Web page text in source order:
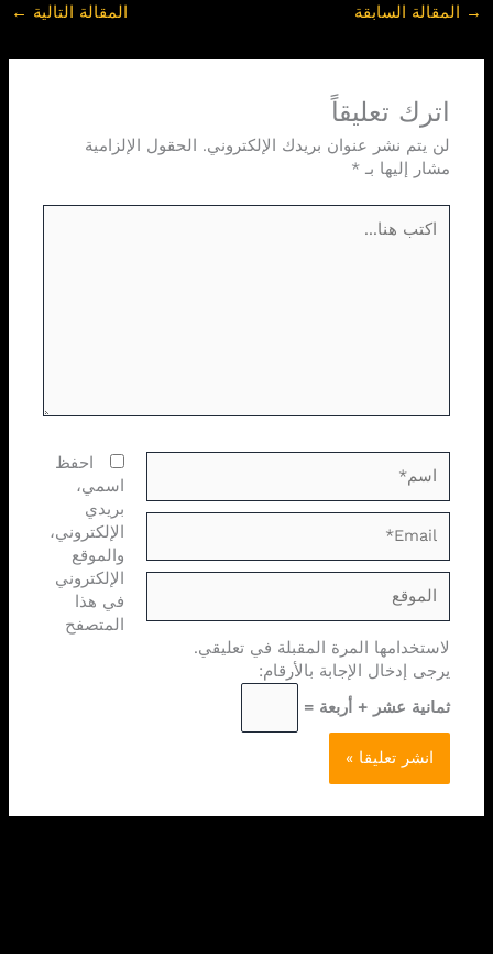
→ المقالة السابقة المقالة التالية ←
اترك تعليقاً
لن يتم نشر عنوان بريدك الإلكتروني. الحقول الإلزامية
مشار إليها بـ*
هنا...
احفظ
اسمي،
بريدي
الإلكتروني،
والموقع
الإلكتروني
في هذا
المتصفح
لاستخدامها المرة المقبلة في تعليقي.
يرجى إدخال الإجابة بالأرقام:
ثمانية عشر + أربعة =